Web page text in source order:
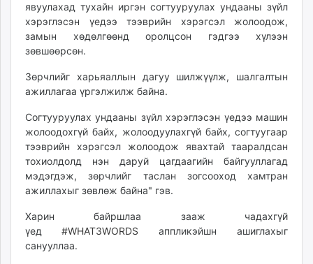
times.mn
tvmongolia.mn
mass.mn
unegui.mn
assa.mn
tac.mn
paparazzi.mn
unread.today
явуулахад тухайн иргэн согтууруулах ундааны зүйл
хэрэглэсэн үедээ тээврийн хэрэгсэл жолоодож,
замын хөдөлгөөнд оролцсон гэдгээ хүлээн
зөвшөөрсөн.
Зөрчлийг харьяаллын дагуу шилжүүлж, шалгалтын
ажиллагаа үргэлжилж байна.
Согтууруулах ундааны зүйл хэрэглэсэн үедээ машин
жолоодохгүй байх, жолоодуулахгүй байх, согтуугаар
тээврийн хэрэгсэл жолоодож явахтай тааралдсан
тохиолдолд нэн даруй цагдаагийн байгууллагад
мэдэгдэж, зөрчлийг таслан зогсооход хамтран
ажиллахыг зөвлөж байна" гэв.
Харин байршлаа зааж чадахгүй
үед #WHAT3WORDS аппликэйшн ашиглахыг
санууллаа.